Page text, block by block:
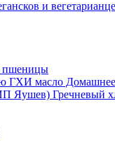
пшеницы
ГХИ масло
Гречневый